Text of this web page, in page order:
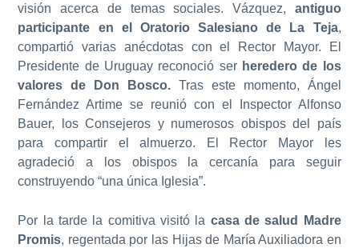
visión acerca de temas sociales. Vázquez, antiguo
participante en el Oratorio Salesiano de La Teja,
compartió varias anécdotas con el Rector Mayor. El
Presidente de Uruguay reconoció ser heredero de los
valores de Don Bosco. Tras este momento, Ángel
Fernández Artime se reunió con el Inspector Alfonso
Bauer, los Consejeros y numerosos obispos del país
para compartir el almuerzo. El Rector Mayor les
agradeció a los obispos la cercanía para seguir
construyendo “una única Iglesia”.
Por la tarde la comitiva visitó la casa de salud Madre
Promis, regentada por las Hijas de María Auxiliadora en